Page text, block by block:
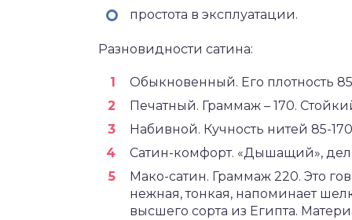
простота в эксплуатации.
Разновидности сатина:
Обыкновенный. Его плотность
Печатный. Граммаж – 170.
Набивной. Кучность нитей 85-
Сатин-комфорт. «Дышащий»,
Мако-сатин. Граммаж 220. Это
нежная, тонкая, напоминает
высшего сорта из Египта.